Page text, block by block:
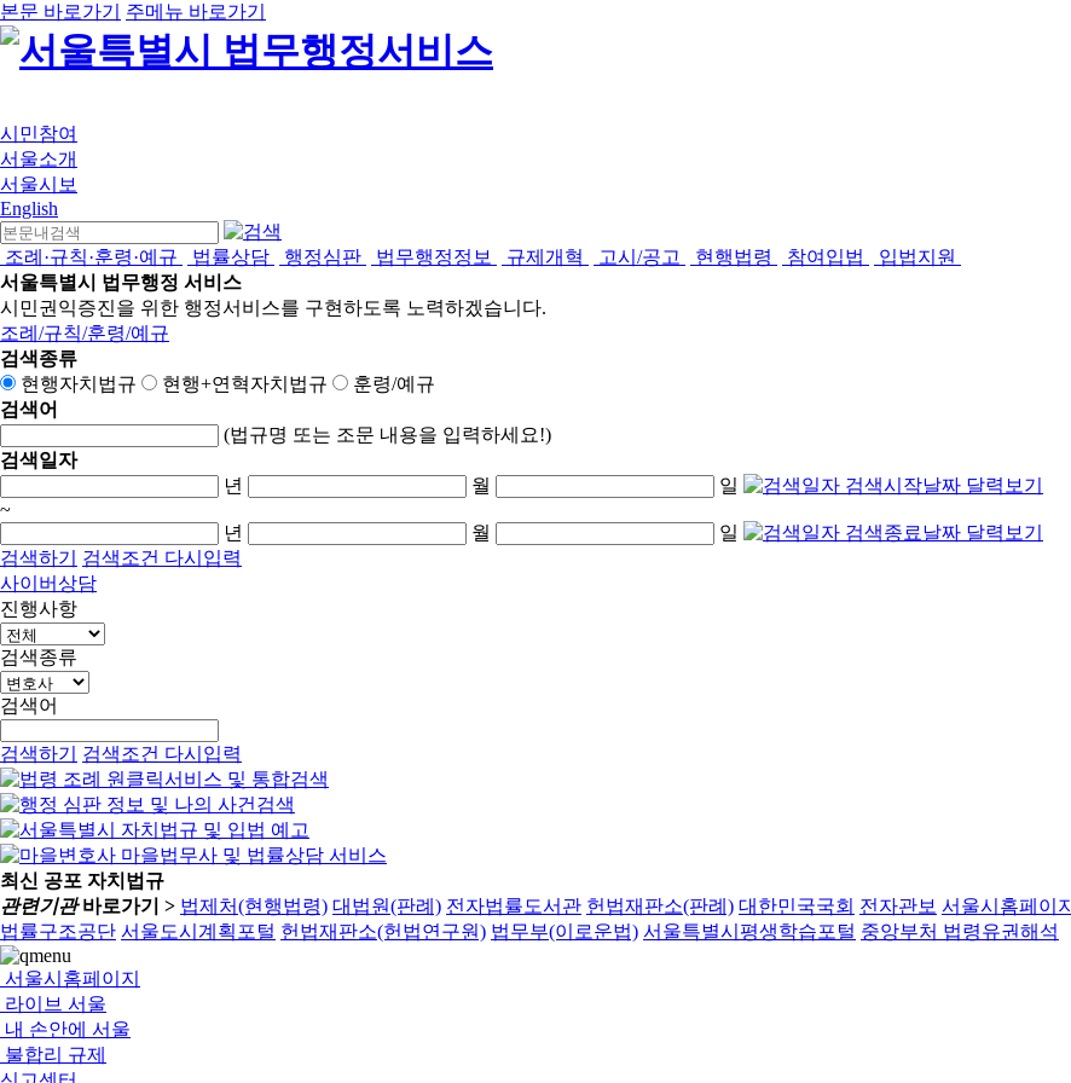
본문 바로가기 주메뉴 바로가기
시민참여
서울소개
서울시보
English
조례·규칙·훈령·예규 법률상담 행정심판 법무행정정보 규제개혁 고시/공고 현행법령 참여입법
입법지원
서울특별시 법무행정 서비스
시민권익증진을 위한 행정서비스를 구현하도록 노력하겠습니다.
조례/규칙/훈령/예규
검색종류
현행자치법규
현행+연혁자치법규
훈령/예규
검색어
(법규명 또는 조문 내용을 입력하세요!)
검색일자
년
월
일
~
년
월
일
검색하기
검색조건 다시입력
사이버상담
진행사항
검색종류
검색어
검색하기 검색조건 다시입력
최신 공포 자치법규
관련기관바로가기 > 법제처(현행법령) 대법원(판례) 전자법률도서관 헌법재판소(판례) 대한민국국회 전자관보 서울시홈페이지
법률구조공단 서울도시계획포털 헌법재판소(헌법연구원) 법무부(이로운법) 서울특별시평생학습포털 중앙부처 법령유권해석
서울시홈페이지
라이브 서울
내 손안에 서울
불합리 규제